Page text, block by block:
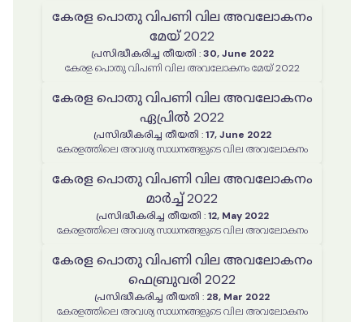
കേരള പൊതു വിപണി വില അവലോകനം
മേയ് 2022
പ്രസിദ്ധീകരിച്ച തീയതി : 30, June 2022
കേരള പൊതു വിപണി വില അവലോകനം മേയ് 2022
കേരള പൊതു വിപണി വില അവലോകനം
ഏപ്രിൽ 2022
പ്രസിദ്ധീകരിച്ച തീയതി : 17, June 2022
കേരളത്തിലെ അവശ്യ സാധനങ്ങളുടെ വില അവലോകനം
കേരള പൊതു വിപണി വില അവലോകനം
മാർച്ച് 2022
പ്രസിദ്ധീകരിച്ച തീയതി : 12, May 2022
കേരളത്തിലെ അവശ്യ സാധനങ്ങളുടെ വില അവലോകനം
കേരള പൊതു വിപണി വില അവലോകനം
ഫെബ്രുവരി 2022
പ്രസിദ്ധീകരിച്ച തീയതി : 28, Mar 2022
കേരളത്തിലെ അവശ്യ സാധനങ്ങളുടെ വില അവലോകനം